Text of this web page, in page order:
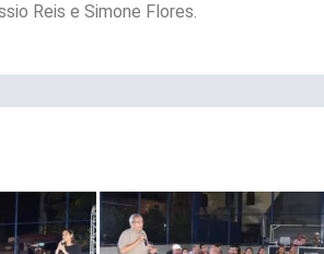
Reis e Simone Flores.